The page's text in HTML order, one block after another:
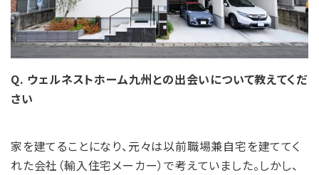
Q. ウェルネストホーム九州との出会いについて教えてくだ
さい
家を建てることになり、元々は以前職場兼自宅を建ててく
れた会社（輸入住宅メーカー）で考えていました。しかし、